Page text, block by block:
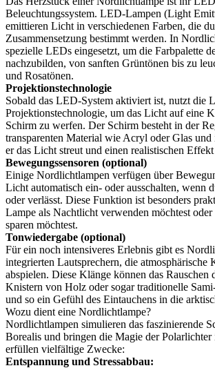
Beleuchtungssystem. LED-Lampen (Light
emittieren Licht in verschiedenen Farben, die
Zusammensetzung bestimmt werden. In
spezielle LEDs eingesetzt, um die Farbpalette
nachzubilden, von sanften Grüntönen bis zu
und Rosatönen.
Projektionstechnologie
Sobald das LED-System aktiviert ist, nutzt die
Projektionstechnologie, um das Licht auf eine
Schirm zu werfen. Der Schirm besteht in der
transparenten Material wie Acryl oder Glas und
er das Licht streut und einen realistischen Effekt
Bewegungssensoren (optional)
Einige Nordlichtlampen verfügen über
Licht automatisch ein- oder ausschalten, wenn
oder verlässt. Diese Funktion ist besonders
Lampe als Nachtlicht verwenden möchtest
sparen möchtest.
Tonwiedergabe (optional)
Für ein noch intensiveres Erlebnis gibt es
integrierten Lautsprechern, die atmosphärische
abspielen. Diese Klänge können das Rauschen
Knistern von Holz oder sogar traditionelle
und so ein Gefühl des Eintauchens in die
Wozu dient eine Nordlichtlampe?
Nordlichtlampen simulieren das faszinierende
Borealis und bringen die Magie der Polarlichter
erfüllen vielfältige Zwecke:
Entspannung und Stressabbau: